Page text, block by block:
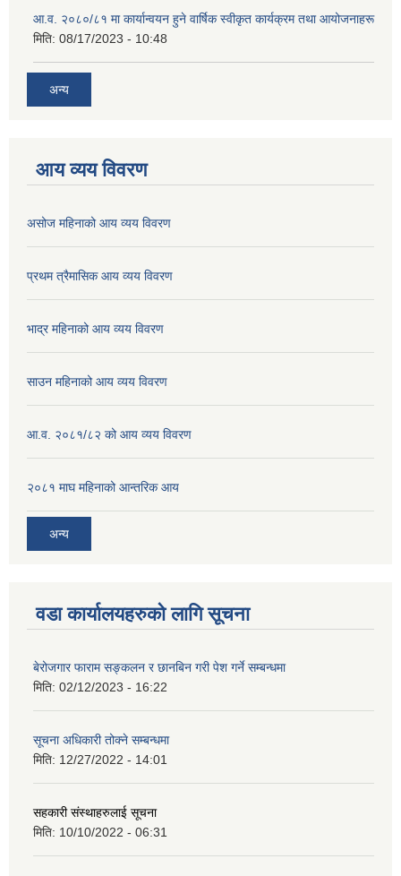
आ.व. २०८०/८१ मा कार्यान्वयन हुने वार्षिक स्वीकृत कार्यक्रम तथा आयोजनाहरू
मिति: 08/17/2023 - 10:48
अन्य
आय व्यय विवरण
असोज महिनाको आय व्यय विवरण
प्रथम त्रैमासिक आय व्यय विवरण
भाद्र महिनाको आय व्यय विवरण
साउन महिनाको आय व्यय विवरण
आ.व. २०८१/८२ को आय व्यय विवरण
२०८१ माघ महिनाको आन्तरिक आय
अन्य
वडा कार्यालयहरुको लागि सूचना
बेरोजगार फाराम सङ्कलन र छानबिन गरी पेश गर्ने सम्बन्धमा
मिति: 02/12/2023 - 16:22
सूचना अधिकारी तोक्ने सम्बन्धमा
मिति: 12/27/2022 - 14:01
सहकारी संस्थाहरुलाई सूचना
मिति: 10/10/2022 - 06:31